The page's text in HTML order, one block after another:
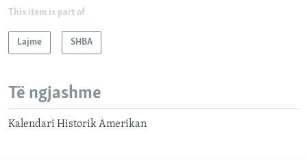
This item is part of
Lajme SHBA
Të ngjashme
Kalendari Historik Amerikan